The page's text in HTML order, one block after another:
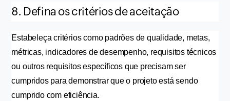
8. Defina os critérios de aceitação
Estabeleça critérios como padrões de qualidade, metas,
métricas, indicadores de desempenho, requisitos técnicos
ou outros requisitos específicos que precisam ser
cumpridos para demonstrar que o projeto está sendo
cumprido com eficiência.